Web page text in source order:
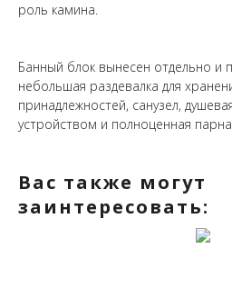
роль камина.
Банный блок вынесен отдельно и
небольшая раздевалка для
принадлежностей, санузел,
устройством и полноценная
Вас также могут
заинтересовать: